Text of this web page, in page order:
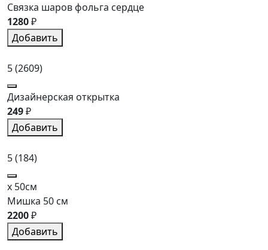
Связка шаров фольга сердце
1280₽
Добавить
5(2609)
Дизайнерская открытка
249₽
Добавить
5(184)
x 50см
Мишка 50 см
2200₽
Добавить